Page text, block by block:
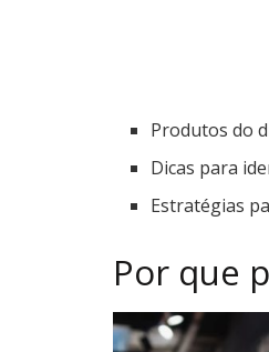
Produtos do
Dicas para
Estratégias
Por que